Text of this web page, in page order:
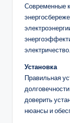
Современные
электричество.
Установка
Правильная
доверить
нюансы и